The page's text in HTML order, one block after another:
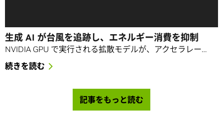
生成 AI が台風を追跡し、エネルギー消費を抑制
NVIDIA GPU で実行される拡散モデルが、アクセラレー…
続きを読む
記事をもっと読む